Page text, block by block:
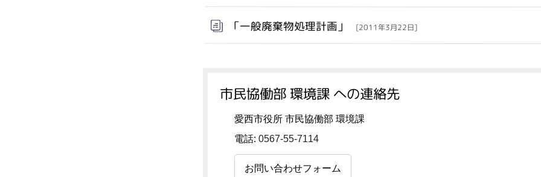
「一般廃棄物処理計画」 [2011年3月22日]
市民協働部 環境課 への連絡先
愛西市役所 市民協働部 環境課
電話: 0567-55-7114
お問い合わせフォーム